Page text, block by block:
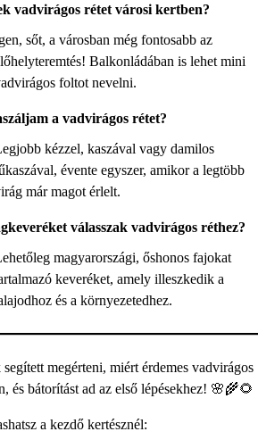
vadvirágos rétet városi kertben?
sőt, a városban még fontosabb az
Balkonládában is lehet mini
foltot nevelni.
a vadvirágos rétet?
kézzel, kaszával vagy damilos
évente egyszer, amikor a legtöbb
már magot érlelt.
válasszak vadvirágos réthez?
magyarországi, őshonos fajokat
keveréket, amely illeszkedik a
és a környezetedhez.
megérteni, miért érdemes vadvirágos
és bátorítást ad az első lépésekhez! 🌸🌾🌻
a kezdő kertésznél: